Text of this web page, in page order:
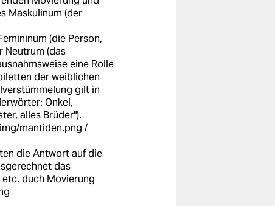
Maskulinum (der
(die Person,
Neutrum (das
eine Rolle
der weiblichen
gilt in
Onkel,
alles Brüder").
mantiden.png /
die Antwort auf die
das
duch Movierung